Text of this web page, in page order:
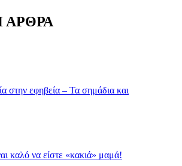
στην εφηβεία – Τα σημάδια και
καλό να είστε «κακιά» μαμά!